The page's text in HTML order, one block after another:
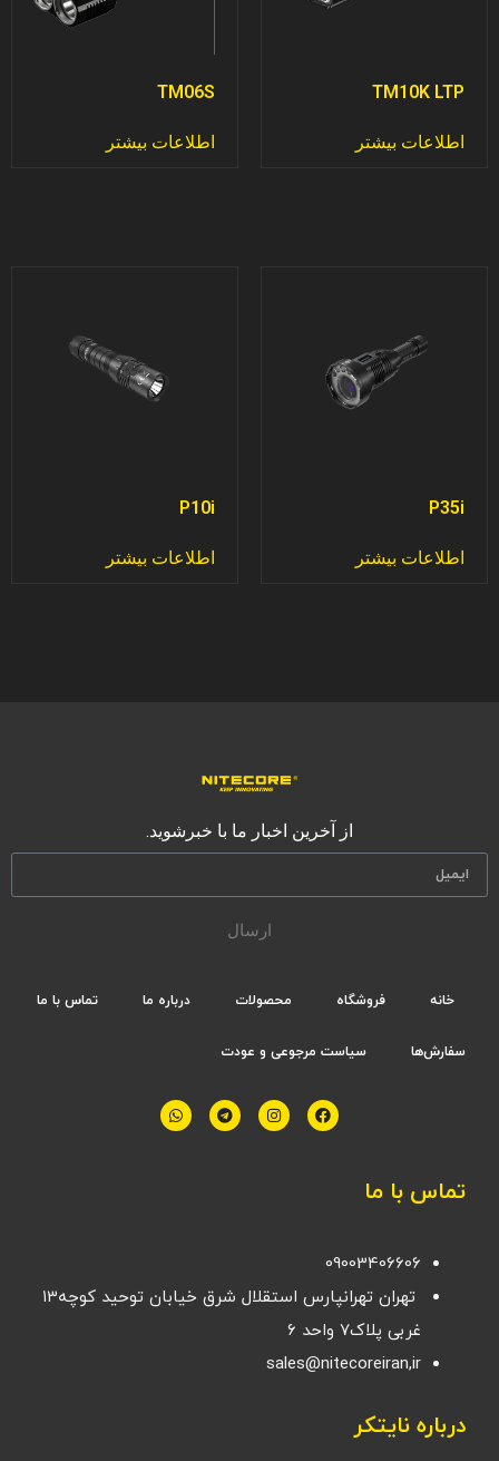
TM10K LTP
اطلاعات بیشتر
TM06S
اطلاعات بیشتر
P35i
اطلاعات بیشتر
P10i
اطلاعات بیشتر
از آخرین اخبار ما با خبرشوید.
ارسال
خانه فروشگاه محصولات درباره ما تماس با ما
سفارش‌ها سیاست مرجوعی و عودت
تماس با ما
09003406606
تهران تهرانپارس استقلال شرق خیابان توحید کوچه۱۳
غربی پلاک۷ واحد ۶
sales@nitecoreiran,ir
درباره نایتکر